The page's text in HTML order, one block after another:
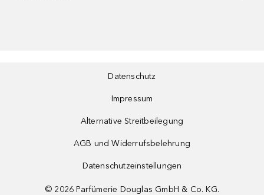
Datenschutz
Impressum
Alternative Streitbeilegung
AGB und Widerrufsbelehrung
Datenschutzeinstellungen
© 2026 Parfümerie Douglas GmbH & Co. KG.